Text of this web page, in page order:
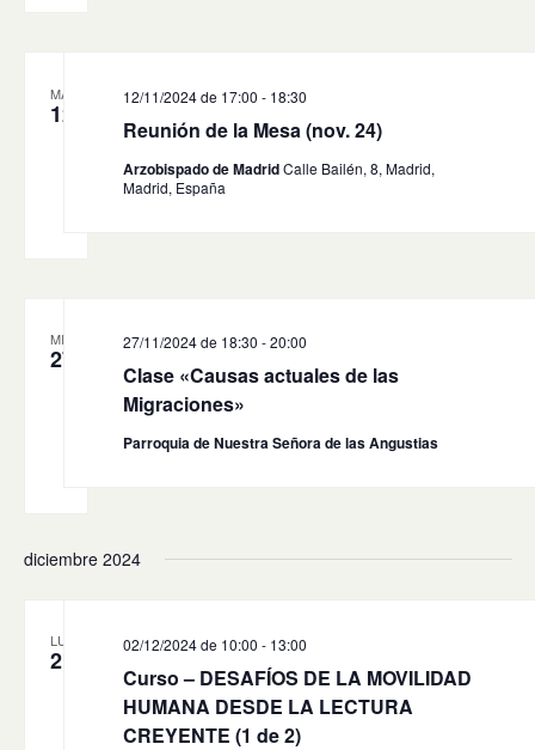
MAR
12
Reunión de la Mesa (nov. 24)
12/11/2024 de 17:00 - 18:30
Arzobispado de MadridCalle Bailén, 8, Madrid,
Madrid, España
MIÉ
27
Clase «Causas actuales de las
Migraciones»
27/11/2024 de 18:30 -20:00
Parroquia de Nuestra Señora de las Angustias
diciembre 2024
LUN
2
Curso – DESAFÍOS DE LA MOVILIDAD
HUMANA DESDE LA LECTURA
CREYENTE (1 de 2)
02/12/2024 de 10:00 - 13:00